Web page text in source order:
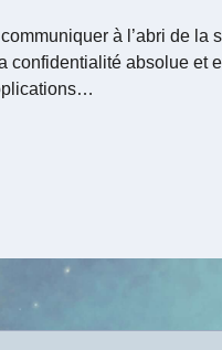
à l’abri de la
confidentialité absolue et